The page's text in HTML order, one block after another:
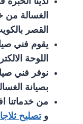
الغسالة من
القصر
يقوم فني
اللوحة
نوفر فني
بصيانة
من
وتصليح